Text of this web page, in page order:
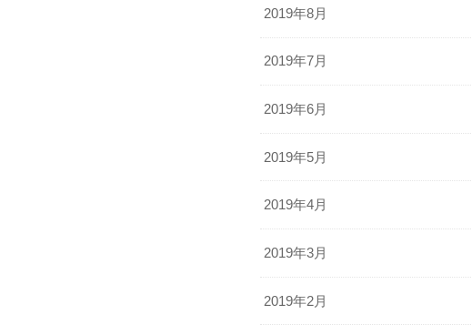
2019年8月
2019年7月
2019年6月
2019年5月
2019年4月
2019年3月
2019年2月